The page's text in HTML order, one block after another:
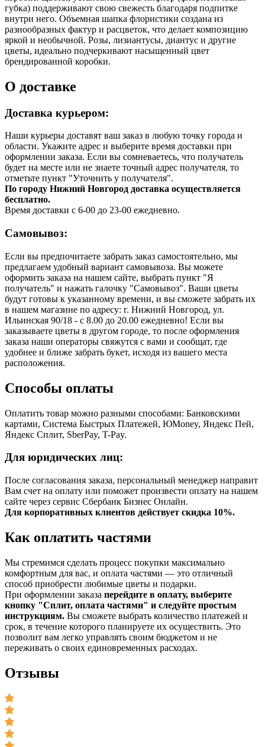
губка) поддерживают свою свежесть благодаря подпитке
внутри него. Объемная шапка флористики создана из
разнообразных фактур и расцветок, что делает композицию
яркой и необычной. Розы, лизиантусы, диантус и другие
цветы, идеально подчеркивают насыщенный цвет
брендированной коробки.
О доставке
Доставка курьером:
Наши курьеры доставят ваш заказ в любую точку города и
области. Укажите адрес и выберите время доставки при
оформлении заказа. Если вы сомневаетесь, что получатель
будет на месте или не знаете точный адрес получателя, то
отметьте пункт "Уточнить у получателя".
По городу Нижний Новгород доставка осуществляется
бесплатно.
Время доставки с 6-00 до 23-00 ежедневно.
Самовывоз:
Если вы предпочитаете забрать заказ самостоятельно, мы
предлагаем удобный вариант самовывоза. Вы можете
оформить заказа на нашем сайте, выбрать пункт "Я
получатель" и нажать галочку "Самовывоз". Ваши цветы
будут готовы к указанному времени, и вы сможете забрать их
в нашем магазине по адресу: г. Нижний Новгород, ул.
Ильинская 90/18 - с 8.00 до 20.00 ежедневно! Если вы
заказываете цветы в другом городе, то после оформления
заказа наши операторы свяжутся с вами и сообщат, где
удобнее и ближе забрать букет, исходя из вашего места
расположения.
Способы оплаты
Оплатить товар можно разными способами: Банковскими
картами, Система Быстрых Платежей, ЮMoney, Яндекс Пей,
Яндекс Сплит, SberPay, T-Pay.
Для юридических лиц:
После согласования заказа, персональный менеджер направит
Вам счет на оплату или поможет произвести оплату на нашем
сайте через сервис Сбербанк Бизнес Онлайн.
Для корпоративных клиентов действует скидка 10%.
Как оплатить частями
Мы стремимся сделать процесс покупки максимально
комфортным для вас, и оплата частями — это отличный
способ приобрести любимые цветы и подарки.
При оформлении заказа перейдите в оплату, выберите
кнопку "Сплит, оплата частями" и следуйте простым
инструкциям. Вы сможете выбрать количество платежей и
срок, в течение которого планируете их осуществить. Это
позволит вам легко управлять своим бюджетом и не
переживать о своих единовременных расходах.
Отзывы